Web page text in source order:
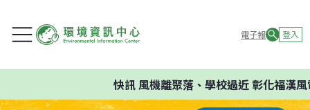
電子報 登入
快訊風機離聚落、學校過近 彰化福漢風